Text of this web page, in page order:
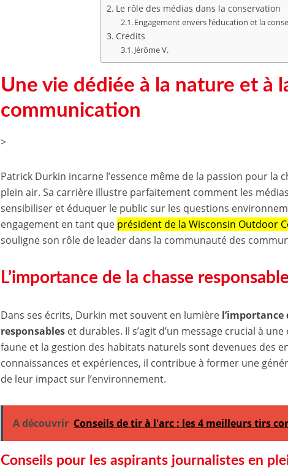
Le rôle des médias dans la conservation
Engagement envers l’éducation et la
Credits
Jérôme V.
Une vie dédiée à la nature et à
communication
>
Patrick Durkin incarne l’essence même de la passion pour la
plein air. Sa carrière illustre parfaitement comment les
sensibiliser et éduquer le public sur les questions
engagement en tant que président de la Wisconsin Outdoor
souligne son rôle de leader dans la communauté des
L’importance de la chasse responsable
Dans ses écrits, Durkin met souvent en lumière l’importance
responsables et durables. Il s’agit d’un message crucial à
faune et la gestion des habitats naturels sont devenues des
connaissances et expériences, il contribue à former une
de leur impact sur l’environnement.
A découvrir Conseils de tir à l'arc : les 4 meilleurs tirs
Conseils pour les aspirants journalistes en